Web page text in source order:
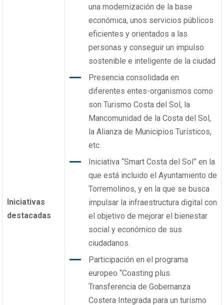
Iniciativas
destacadas
una modernización de la base
económica, unos servicios públicos
eficientes y orientados a las
personas y conseguir un impulso
sostenible e inteligente de la ciudad
Presencia consolidada en
diferentes entes-organismos como
son Turismo Costa del Sol, la
Mancomunidad de la Costa del Sol,
la Alianza de Municipios Turísticos,
etc.
Iniciativa “Smart Costa del Sol” en la
que está incluido el Ayuntamiento de
Torremolinos, y en la que se busca
impulsar la infraestructura digital con
el objetivo de mejorar el bienestar
social y económico de sus
ciudadanos.
Participación en el programa
europeo “Coasting plus.
Transferencia de Gobernanza
Costera Integrada para un turismo